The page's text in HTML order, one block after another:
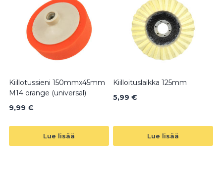
Kiillotussieni 150mmx45mm
M14 orange (universal)
9,99 €
Lue lisää
Kiilloituslaikka 125mm
5,99 €
Lue lisää